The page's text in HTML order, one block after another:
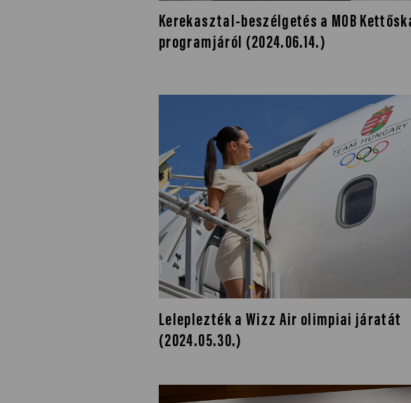
Kerekasztal-beszélgetés a MOB
programjáról (2024.06.14.)
Leleplezték a Wizz Air olimpiai járatát
(2024.05.30.)